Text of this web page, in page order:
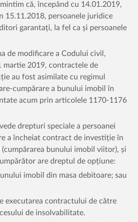
că, începând cu 14.01.2019,
15.11.2018, persoanele juridice
garantați, la fel ca și persoanele
de modificare a Codului civil,
martie 2019, contractele de
au fost asimilate cu regimul
cumpărare a bunului imobil în
acum prin articolele 1170-1176
drepturi speciale a persoanei
a încheiat contract de investiție în
bunului imobil viitor), și
are dreptul de opțiune:
imobil din masa debitoare; sau
contractului de către
de insolvabilitate.